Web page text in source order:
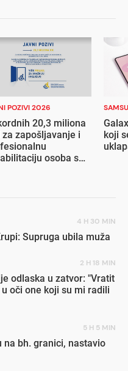
POZIVI 2026
20,3 miliona
za zapošljavanje i
osoba s
koji
4 H 30 MIN
Supruga ubila muža
2 H 18 MIN
odlaska u zatvor: "Vratit
oči one koji su mi radili
5 H 5 MIN
na bh. granici, nastavio